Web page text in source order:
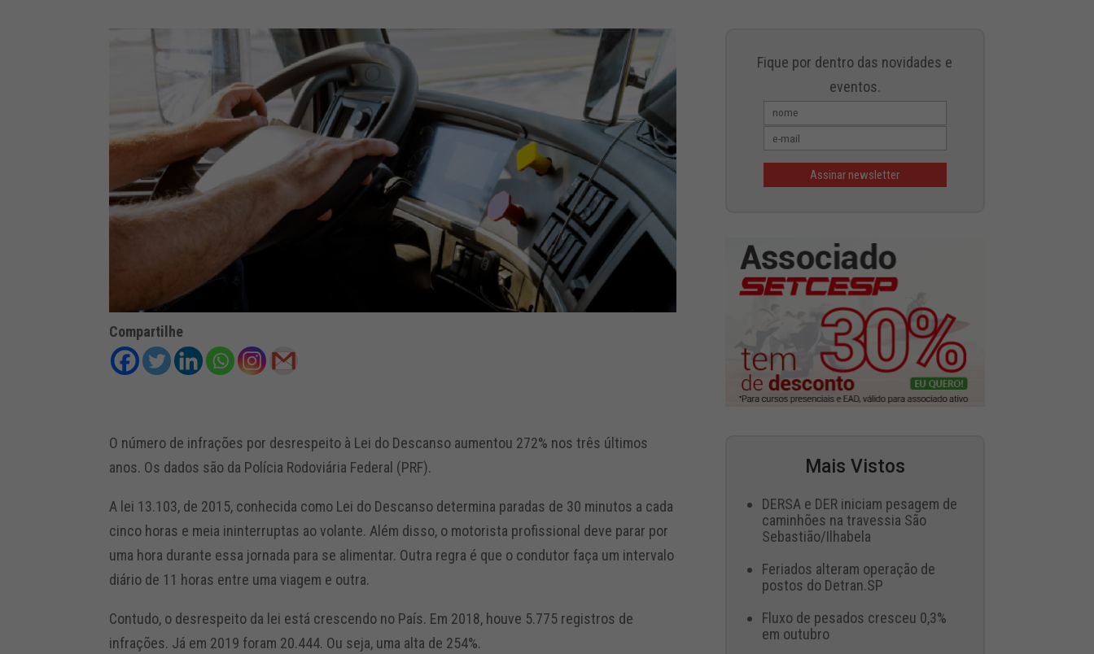
Compartilhe
O número de infrações por desrespeito à Lei do Descanso aumentou 272% nos três últimos
anos. Os dados são da Polícia Rodoviária Federal (PRF).
A lei 13.103, de 2015, conhecida como Lei do Descanso determina paradas de 30 minutos a cada
cinco horas e meia ininterruptas ao volante. Além disso, o motorista profissional deve parar por
uma hora durante essa jornada para se alimentar. Outra regra é que o condutor faça um intervalo
diário de 11 horas entre uma viagem e outra.
Contudo, o desrespeito da lei está crescendo no País. Em 2018, houve 5.775 registros de
infrações. Já em 2019 foram 20.444. Ou seja, uma alta de 254%.
Fique por dentro das novidades e
eventos.
Mais Vistos
DERSA e DER iniciam pesagem de
caminhões na travessia São
Sebastião/Ilhabela
Feriados alteram operação de
postos do Detran.SP
Fluxo de pesados cresceu 0,3%
em outubro